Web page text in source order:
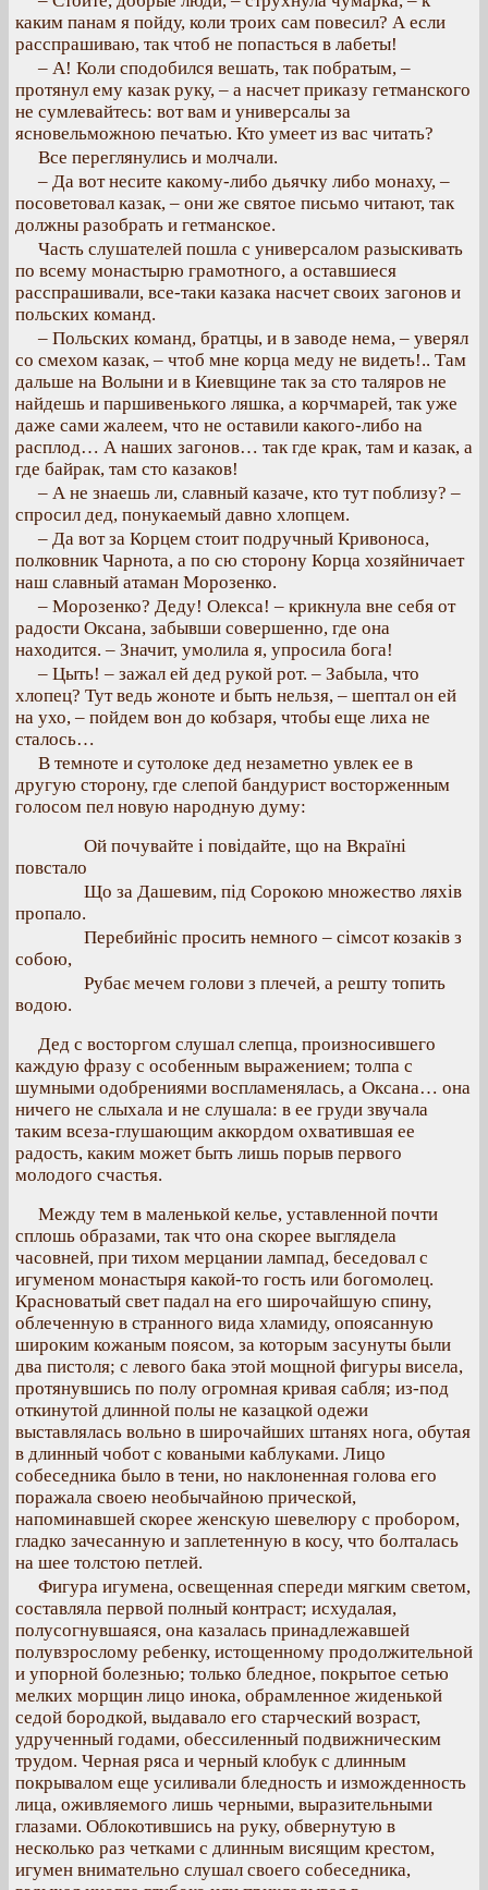
каким панам я пойду, коли троих сам повесил? А если
расспрашиваю, так чтоб не попасться в лабеты!
– А! Коли сподобился вешать, так побратым, –
протянул ему казак руку, – а насчет приказу гетманского
не сумлевайтесь: вот вам и универсалы за
ясновельможною печатью. Кто умеет из вас читать?
Все переглянулись и молчали.
– Да вот несите какому-либо дьячку либо монаху, –
посоветовал казак, – они же святое письмо читают, так
должны разобрать и гетманское.
Часть слушателей пошла с универсалом разыскивать
по всему монастырю грамотного, а оставшиеся
расспрашивали, все-таки казака насчет своих загонов и
польских команд.
– Польских команд, братцы, и в заводе нема, – уверял
со смехом казак, – чтоб мне корца меду не видеть!.. Там
дальше на Волыни и в Киевщине так за сто таляров не
найдешь и паршивенького ляшка, а корчмарей, так уже
даже сами жалеем, что не оставили какого-либо на
расплод… А наших загонов… так где крак, там и казак, а
где байрак, там сто казаков!
– А не знаешь ли, славный казаче, кто тут поблизу? –
спросил дед, понукаемый давно хлопцем.
– Да вот за Корцем стоит подручный Кривоноса,
полковник Чарнота, а по сю сторону Корца хозяйничает
наш славный атаман Морозенко.
– Морозенко? Деду! Олекса! – крикнула вне себя от
радости Оксана, забывши совершенно, где она
находится. – Значит, умолила я, упросила бога!
– Цыть! – зажал ей дед рукой рот. – Забыла, что
хлопец? Тут ведь жоноте и быть нельзя, – шептал он ей
на ухо, – пойдем вон до кобзаря, чтобы еще лиха не
сталось…
В темноте и сутолоке дед незаметно увлек ее в
другую сторону, где слепой бандурист восторженным
голосом пел новую народную думу:
Ой почувайте і повідайте, що на Вкраїні
повстало
Що за Дашевим, під Сорокою множество ляхів
пропало.
Перебийніс просить немного – сімсот козаків з
собою,
Рубає мечем голови з плечей, а решту топить
водою.
Дед с восторгом слушал слепца, произносившего
каждую фразу с особенным выражением; толпа с
шумными одобрениями воспламенялась, а Оксана… она
ничего не слыхала и не слушала: в ее груди звучала
таким всеза-глушающим аккордом охватившая ее
радость, каким может быть лишь порыв первого
молодого счастья.
Между тем в маленькой келье, уставленной почти
сплошь образами, так что она скорее выглядела
часовней, при тихом мерцании лампад, беседовал с
игуменом монастыря какой-то гость или богомолец.
Красноватый свет падал на его широчайшую спину,
облеченную в странного вида хламиду, опоясанную
широким кожаным поясом, за которым засунуты были
два пистоля; с левого бака этой мощной фигуры висела,
протянувшись по полу огромная кривая сабля; из-под
откинутой длинной полы не казацкой одежи
выставлялась вольно в широчайших штанях нога, обутая
в длинный чобот с коваными каблуками. Лицо
собеседника было в тени, но наклоненная голова его
поражала своею необычайною прической,
напоминавшей скорее женскую шевелюру с пробором,
гладко зачесанную и заплетенную в косу, что болталась
на шее толстою петлей.
Фигура игумена, освещенная спереди мягким светом,
составляла первой полный контраст; исхудалая,
полусогнувшаяся, она казалась принадлежавшей
полувзрослому ребенку, истощенному продолжительной
и упорной болезнью; только бледное, покрытое сетью
мелких морщин лицо инока, обрамленное жиденькой
седой бородкой, выдавало его старческий возраст,
удрученный годами, обессиленный подвижническим
трудом. Черная ряса и черный клобук с длинным
покрывалом еще усиливали бледность и изможденность
лица, оживляемого лишь черными, выразительными
глазами. Облокотившись на руку, обвернутую в
несколько раз четками с длинным висящим крестом,
игумен внимательно слушал своего собеседника,